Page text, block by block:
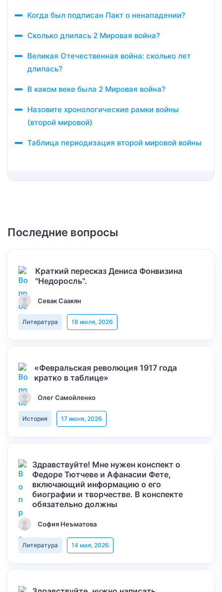
Когда был подписан Пакт о ненападении?
Сколько длилась 2 Мировая война?
Великая Отечественная война: сколько лет
длилась?
В каком веке была 2 Мировая война?
Назовите хронологические рамки войны
(второй мировой)
Таблица периодизация второй мировой войны
Последние вопросы
Краткий пересказ Дениса Фонвизина
"Недоросль".
Севак Саакян
Литература 18 июля, 2026
«Февральская революция 1917 года
кратко в таблице»
Олег Самойленко
История 17 июня, 2026
Здравствуйте! Мне нужен конспект о
Федоре Тютчеве и Афанасии Фете,
включающий информацию о его
биографии и творчестве. В конспекте
обязательно должны
София Неъматова
Литература 14 мая, 2026